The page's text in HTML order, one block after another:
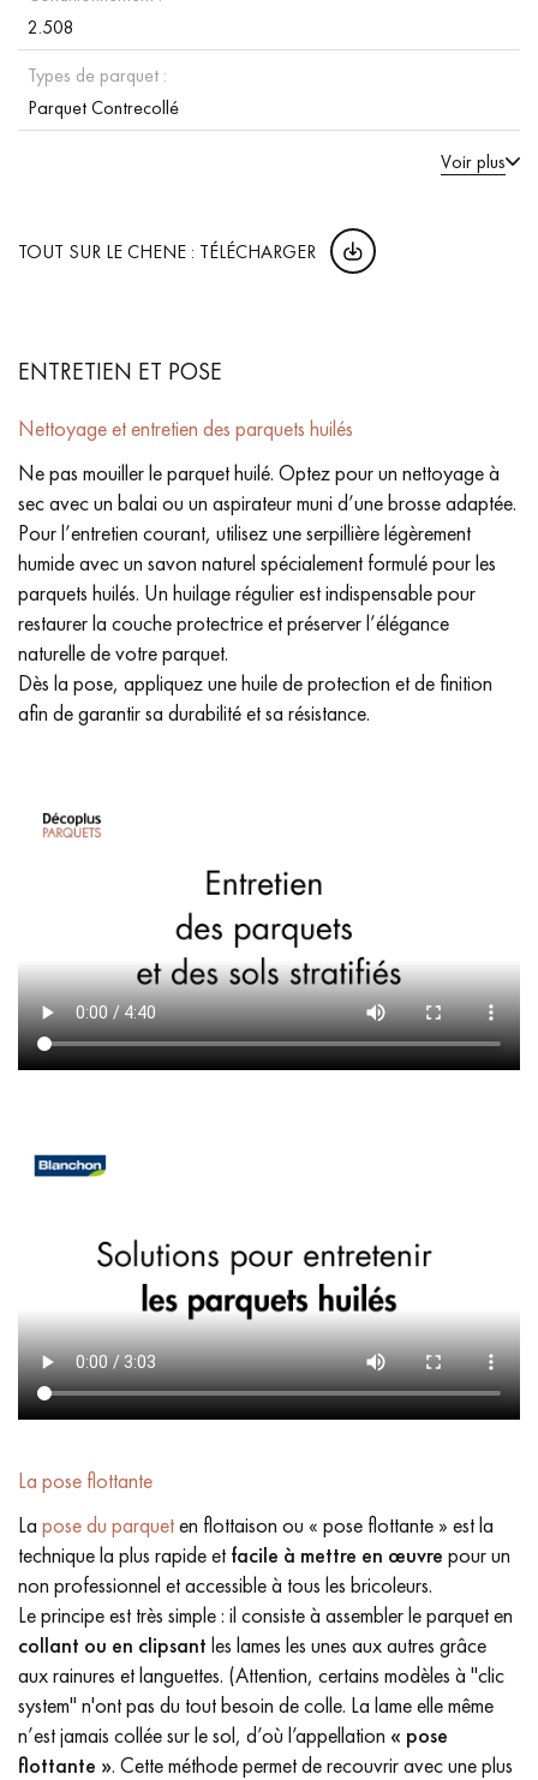
2.508
Types de parquet :
Parquet Contrecollé
Voir plus
TOUT SUR LE CHENE : TÉLÉCHARGER
ENTRETIEN ET POSE
Nettoyage et entretien des parquets huilés
Ne pas mouiller le parquet huilé. Optez pour un nettoyage à
sec avec un balai ou un aspirateur muni d’une brosse adaptée.
Pour l’entretien courant, utilisez une serpillière légèrement
humide avec un savon naturel spécialement formulé pour les
parquets huilés. Un huilage régulier est indispensable pour
restaurer la couche protectrice et préserver l’élégance
naturelle de votre parquet.
Dès la pose, appliquez une huile de protection et de finition
afin de garantir sa durabilité et sa résistance.
La pose flottante
La pose du parqueten flottaison ou « pose flottante » est la
technique la plus rapide et facile à mettre en œuvre pour un
non professionnel et accessible à tous les bricoleurs.
Le principe est très simple : il consiste à assembler le parquet en
collant ou en clipsant les lames les unes aux autres grâce
aux rainures et languettes. (Attention, certains modèles à "clic
system" n'ont pas du tout besoin de colle. La lame elle même
n’est jamais collée sur le sol, d’où l’appellation « pose
flottante ». Cette méthode permet de recouvrir avec une plus